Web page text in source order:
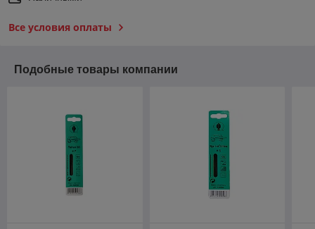
Все условия оплаты
Подобные товары компании